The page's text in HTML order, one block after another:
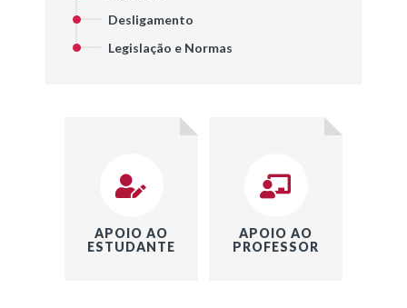
Desligamento
Legislação e Normas
APOIO AO
ESTUDANTE
APOIO AO
PROFESSOR